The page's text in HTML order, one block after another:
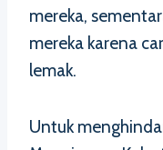
mereka,
mereka karena
lemak.
Untuk